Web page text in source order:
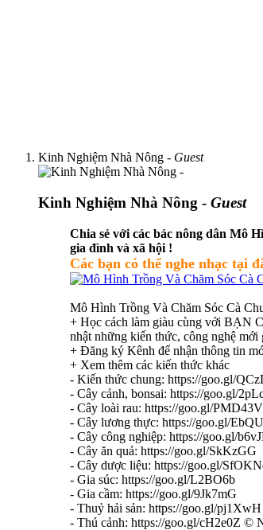
Kinh Nghiệm Nhà Nông - Guest
Kinh Nghiệm Nhà Nông - Guest
Chia sẻ với các bác nông dân Mô
gia đình và xã hội !
Các bạn có thể nghe nhạc tại
Mô Hình Trồng Và Chăm Sóc Cà
+ Học cách làm giàu cùng với BẠN
nhật những kiến thức, công nghệ
+ Đăng ký Kênh để nhận thông tin
+ Xem thêm các kiến thức khác
- Kiến thức chung: https://goo.gl/
- Cây cảnh, bonsai: https://goo.gl/
- Cây loài rau: https://goo.gl/PMD43V
- Cây lương thực: https://goo.gl/
- Cây công nghiệp: https://goo.gl/
- Cây ăn quả: https://goo.gl/SkKzGG
- Cây dược liệu: https://goo.gl/
- Gia súc: https://goo.gl/L2BO6b
- Gia cầm: https://goo.gl/9Jk7mG
- Thuỷ hải sản: https://goo.gl/pj1XwH
- Thú cảnh: https://goo.gl/cH2e0Z ©